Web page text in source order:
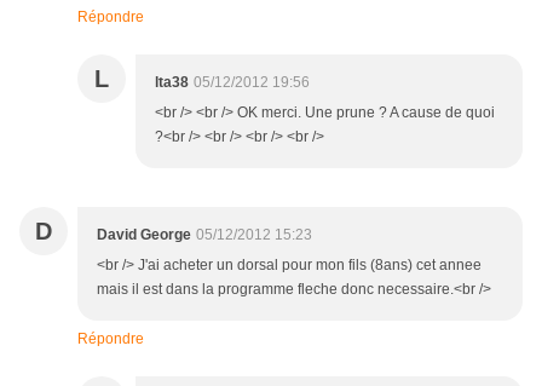
Répondre
L lta38 05/12/2012 19:56
<br /> <br /> OK merci. Une prune ? A cause de quoi
?<br /> <br /> <br /> <br />
D David George 05/12/2012 15:23
<br /> J'ai acheter un dorsal pour mon fils (8ans) cet annee
mais il est dans la programme fleche donc necessaire.<br />
Répondre